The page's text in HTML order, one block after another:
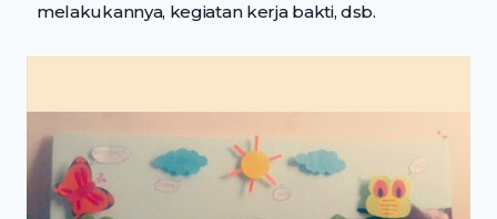
melakukannya, kegiatan kerja bakti, dsb.